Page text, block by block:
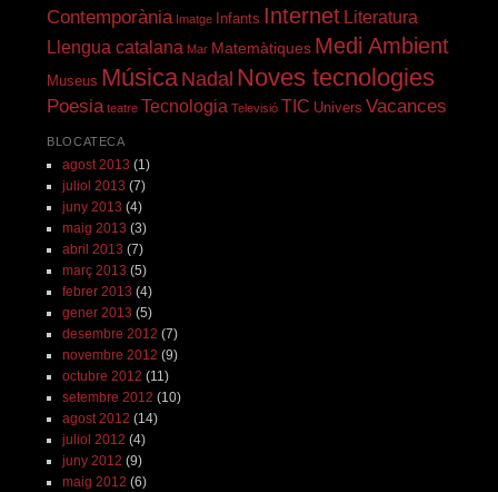
Contemporània Imatge Infants Internet Literatura
Llengua catalana Mar Matemàtiques Medi Ambient
Museus MúsicaNadal Noves tecnologies
Poesia teatre Tecnologia Televisió TIC Univers Vacances
BLOCATECA
agost 2013 (1)
juliol 2013 (7)
juny 2013 (4)
maig 2013 (3)
abril 2013 (7)
març 2013 (5)
febrer 2013 (4)
gener 2013 (5)
desembre 2012 (7)
novembre 2012 (9)
octubre 2012 (11)
setembre 2012 (10)
agost 2012 (14)
juliol 2012 (4)
juny 2012 (9)
maig 2012 (6)